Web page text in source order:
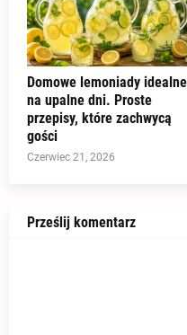
Domowe lemoniady idealne
na upalne dni. Proste
przepisy, które zachwycą
gości
Czerwiec 21, 2026
Prześlij komentarz